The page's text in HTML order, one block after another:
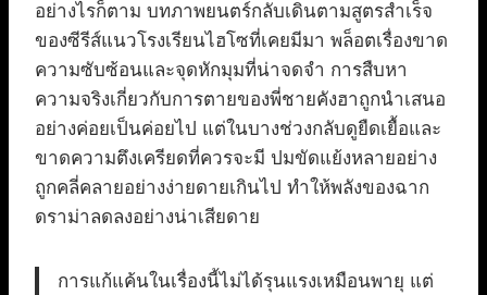
อย่างไรก็ตาม บทภาพยนตร์กลับเดินตามสูตรสำเร็จ
ของซีรีส์แนวโรงเรียนไฮโซที่เคยมีมา พล็อตเรื่องขาด
ความซับซ้อนและจุดหักมุมที่น่าจดจำ การสืบหา
ความจริงเกี่ยวกับการตายของพี่ชายคังฮาถูกนำเสนอ
อย่างค่อยเป็นค่อยไป แต่ในบางช่วงกลับดูยืดเยื้อและ
ขาดความตึงเครียดที่ควรจะมี ปมขัดแย้งหลายอย่าง
ถูกคลี่คลายอย่างง่ายดายเกินไป ทำให้พลังของฉาก
ดราม่าลดลงอย่างน่าเสียดาย
การแก้แค้นในเรื่องนี้ไม่ได้รุนแรงเหมือนพายุ แต่